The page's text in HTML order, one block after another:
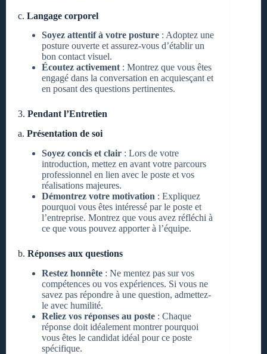
c. Langage corporel
Soyez attentif à votre posture : Adoptez une
posture ouverte et assurez-vous d’établir un
bon contact visuel.
Écoutez activement : Montrez que vous êtes
engagé dans la conversation en acquiesçant et
en posant des questions pertinentes.
3. Pendant l’Entretien
a. Présentation de soi
Soyez concis et clair : Lors de votre
introduction, mettez en avant votre parcours
professionnel en lien avec le poste et vos
réalisations majeures.
Démontrez votre motivation : Expliquez
pourquoi vous êtes intéressé par le poste et
l’entreprise. Montrez que vous avez réfléchi à
ce que vous pouvez apporter à l’équipe.
b. Réponses aux questions
Restez honnête : Ne mentez pas sur vos
compétences ou vos expériences. Si vous ne
savez pas répondre à une question, admettez-
le avec humilité.
Reliez vos réponses au poste : Chaque
réponse doit idéalement montrer pourquoi
vous êtes le candidat idéal pour ce poste
spécifique.